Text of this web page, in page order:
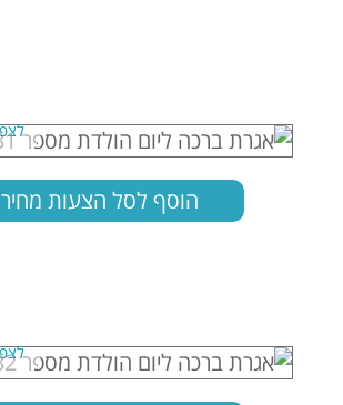
הוסף לסל הצעות מחיר